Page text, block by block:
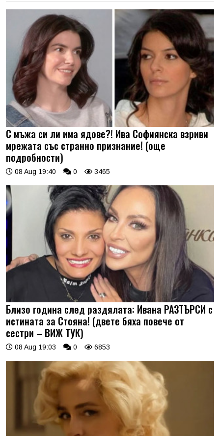
С мъжа си ли има ядове?! Ива Софиянска взриви
мрежата със странно признание! (още
подробности)
08 Aug 19:40 0 3465
Близо година след раздялата: Ивана РАЗТЪРСИ с
истината за Стояна! (двете бяха повече от
сестри – ВИЖ ТУК)
08 Aug 19:03 0 6853